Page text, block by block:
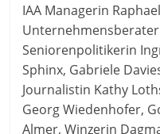
IAA Managerin
Seniorenpolitikerin
Sphinx, Gabriele
Journalistin Kathy
Georg Wiedenhofer,
Almer, Winzerin